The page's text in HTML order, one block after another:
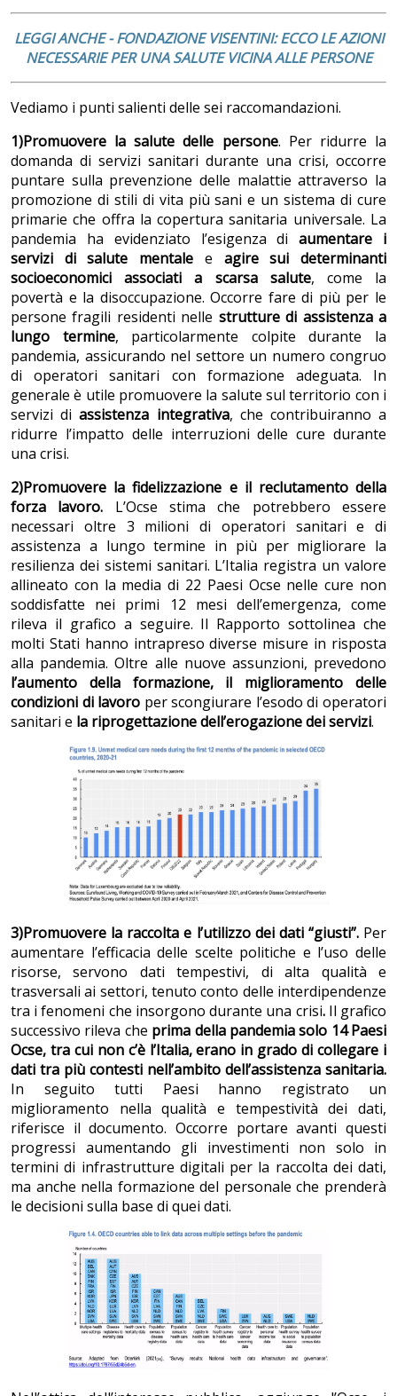
LEGGI ANCHE -FONDAZIONE VISENTINI: ECCO LE AZIONI
NECESSARIE PER UNA SALUTE VICINA ALLE PERSONE
Vediamo i punti salienti delle sei raccomandazioni.
1)Promuovere la salute delle persone. Per ridurre la
domanda di servizi sanitari durante una crisi, occorre
puntare sulla prevenzione delle malattie attraverso la
promozione di stili di vita più sani e un sistema di cure
primarie che offra la copertura sanitaria universale. La
pandemia ha evidenziato l’esigenza diaumentare i
servizi di salute mentale e agire sui determinanti
socioeconomici associati a scarsa salute,
come la
povertà e la disoccupazione. Occorre fare di più per le
persone fragili residenti nelle strutture di assistenza a
lungo termine, particolarmente colpite durante la
pandemia, assicurando nel settore un numero congruo
di operatori sanitari con formazione adeguata. In
generale è utile promuovere la salute sul territorio con i
servizi diassistenza integrativa, che contribuiranno a
ridurre l’impatto delle interruzioni delle cure durante
una crisi.
2)Promuovere la fidelizzazione e il reclutamento della
forza lavoro. L’Ocse stima che potrebbero essere
necessari oltre 3 milioni di operatori sanitari e di
assistenza a lungo termine in più per migliorare la
resilienza dei sistemi sanitari. L’Italia registra un valore
allineato con la media di 22 Paesi Ocse nelle cure non
soddisfatte nei primi 12 mesi dell’emergenza, come
rileva il grafico a seguire. Il Rapporto sottolinea che
molti Stati hanno intrapreso diverse misure in risposta
alla pandemia. Oltre alle nuove assunzioni, prevedono
l’aumento della formazione, il miglioramento delle
condizioni di lavoro per scongiurare l’esodo di operatori
sanitari e la riprogettazione dell’erogazione dei servizi.
3)Promuovere la raccolta e l’utilizzo dei dati “giusti”. Per
aumentare l’efficacia delle scelte politiche e l’uso delle
risorse, servono dati tempestivi, di alta qualità e
trasversali ai settori, tenuto conto delle interdipendenze
tra i fenomeni che insorgono durante una crisi. Il grafico
successivo rileva che prima della pandemia solo 14 Paesi
Ocse, tra cui non c’è l’Italia, erano in grado di collegare i
dati tra più contesti nell’ambito dell’assistenza sanitaria.
In seguito tutti Paesi hanno registrato un
miglioramento nella qualità e tempestività dei dati,
riferisce il documento. Occorre portare avanti questi
progressi aumentando gli investimenti non solo in
termini di infrastrutture digitali per la raccolta dei dati,
ma anche nella formazione del personale che prenderà
le decisioni sulla base di quei dati.